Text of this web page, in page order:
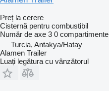
Preț la cerere
Cisternă pentru combustibil
Număr de axe 3 0 compartimente
Turcia, Antakya/Hatay
Alamen Trailer
Luați legătura cu vânzătorul